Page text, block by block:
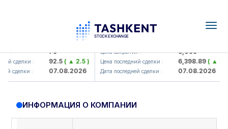
: 79
сделки : 92.5( ▲ 2.5 )
сделки : 07.08.2026
UZMK (<O'zmetkombinat> AJ)
Цена закрытия : 6,099
Цена последний сделки : 6,398.89( ▲
Дата последней сделки : 07.08.2026
ИНФОРМАЦИЯ О КОМПАНИИ